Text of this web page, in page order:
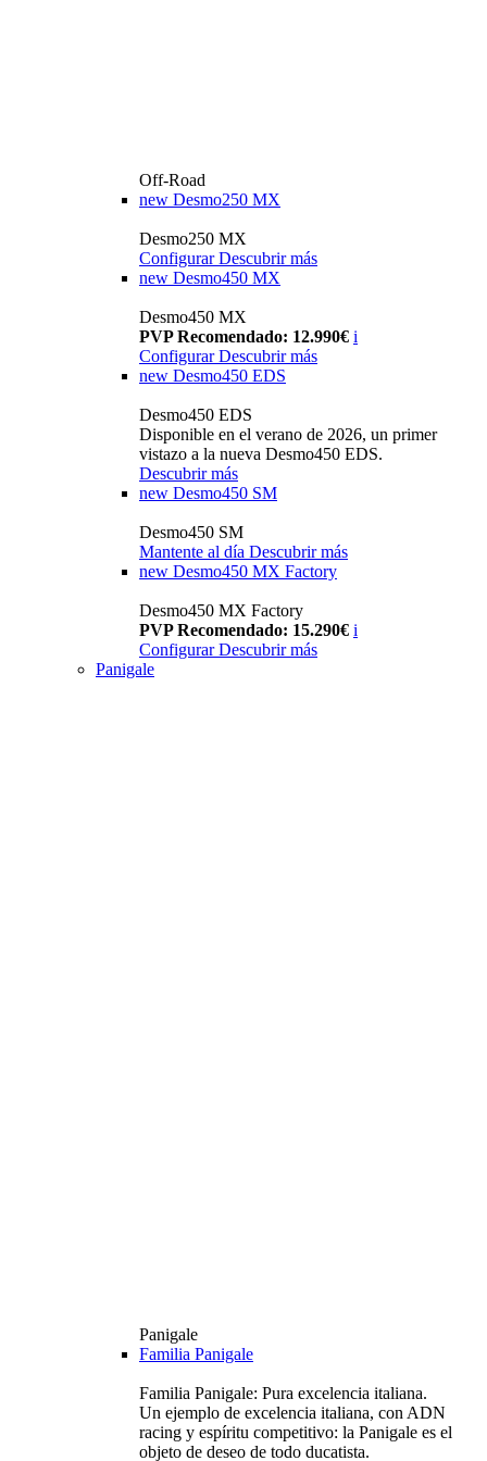
Off-Road
new Desmo250 MX
Desmo250 MX
Configurar Descubrir más
new Desmo450 MX
Desmo450 MX
PVP Recomendado: 12.990€ i
Configurar Descubrir más
new Desmo450 EDS
Desmo450 EDS
Disponible en el verano de 2026, un primer
vistazo a la nueva Desmo450 EDS.
Descubrir más
new Desmo450 SM
Desmo450 SM
Mantente al día Descubrir más
new Desmo450 MX Factory
Desmo450 MX Factory
PVP Recomendado: 15.290€ i
Configurar Descubrir más
Panigale
Panigale
Familia Panigale
Familia Panigale: Pura excelencia italiana.
Un ejemplo de excelencia italiana, con ADN
racing y espíritu competitivo: la Panigale es el
objeto de deseo de todo ducatista.